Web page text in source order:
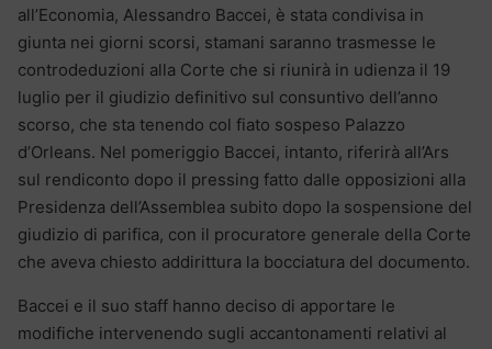
all’Economia, Alessandro Baccei, è stata condivisa in
giunta nei giorni scorsi, stamani saranno trasmesse le
controdeduzioni alla Corte che si riunirà in udienza il 19
luglio per il giudizio definitivo sul consuntivo dell’anno
scorso, che sta tenendo col fiato sospeso Palazzo
d’Orleans. Nel pomeriggio Baccei, intanto, riferirà all’Ars
sul rendiconto dopo il pressing fatto dalle opposizioni alla
Presidenza dell’Assemblea subito dopo la sospensione del
giudizio di parifica, con il procuratore generale della Corte
che aveva chiesto addirittura la bocciatura del documento.
Baccei e il suo staff hanno deciso di apportare le
modifiche intervenendo sugli accantonamenti relativi al